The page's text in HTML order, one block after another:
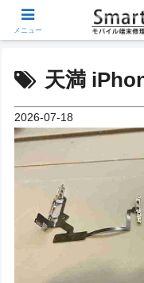
天満
2026-07-18
メニュー